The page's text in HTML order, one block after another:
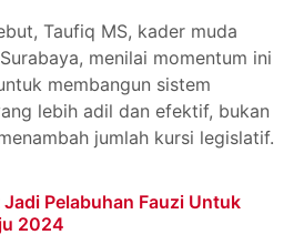
Taufiq MS, kader muda
menilai momentum ini
membangun sistem
lebih adil dan efektif, bukan
jumlah kursi legislatif.
Pelabuhan Fauzi Untuk
2024